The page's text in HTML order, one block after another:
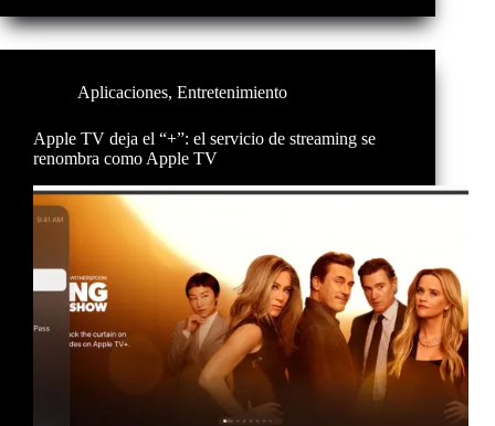
Aplicaciones, Entretenimiento
Apple TV deja el “+”: el servicio de streaming se
renombra como Apple TV